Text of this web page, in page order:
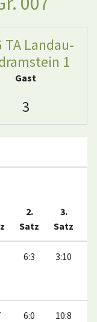
TA Landau-
1
Gast
3
2.
Satz
3.
Satz
6:3 3:10
6:0 10:8